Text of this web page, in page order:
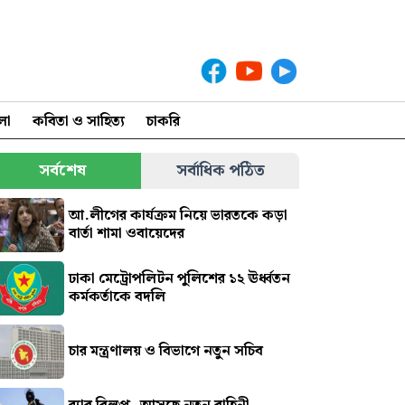
কবিতা ও সাহিত্য চাকরি
সর্বশেষ সর্বাধিক পঠিত
আ.লীগের কার্যক্রম নিয়ে ভারতকে কড়া
বার্তা শামা ওবায়েদের
ঢাকা মেট্রোপলিটন পুলিশের ১২ ঊর্ধ্বতন
কর্মকর্তাকে বদলি
চার মন্ত্রণালয় ও বিভাগে নতুন সচিব